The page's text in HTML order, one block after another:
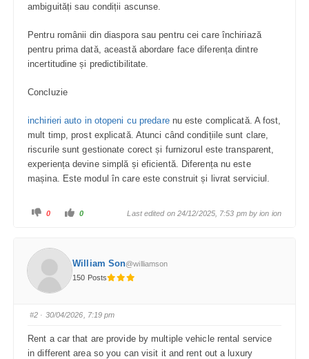
ambiguități sau condiții ascunse.
Pentru românii din diaspora sau pentru cei care închiriază
pentru prima dată, această abordare face diferența dintre
incertitudine și predictibilitate.
Concluzie
inchirieri auto in otopeni cu predarenu este complicată. A fost,
mult timp, prost explicată. Atunci când condițiile sunt clare,
riscurile sunt gestionate corect și furnizorul este transparent,
experiența devine simplă și eficientă. Diferența nu este
mașina. Este modul în care este construit și livrat serviciul.
0 0 Last edited on 24/12/2025, 7:53 pm byion ion
William Son@williamson
150 Posts
#2 · 30/04/2026, 7:19 pm
Rent a car that are provide by multiple vehicle rental service
in different area so you can visit it and rent out a luxury